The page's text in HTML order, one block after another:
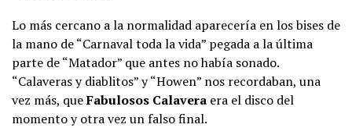
Lo más cercano a la normalidad aparecería en los bises de
la mano de “Carnaval toda la vida” pegada a la última
parte de “Matador” que antes no había sonado.
“Calaveras y diablitos” y “Howen” nos recordaban, una
vez más, queFabulosos Calavera era el disco del
momento y otra vez un falso final.